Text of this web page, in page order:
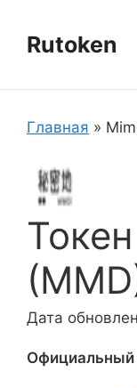
содержимому
Rutoken
Главная »
Дата
Официальный